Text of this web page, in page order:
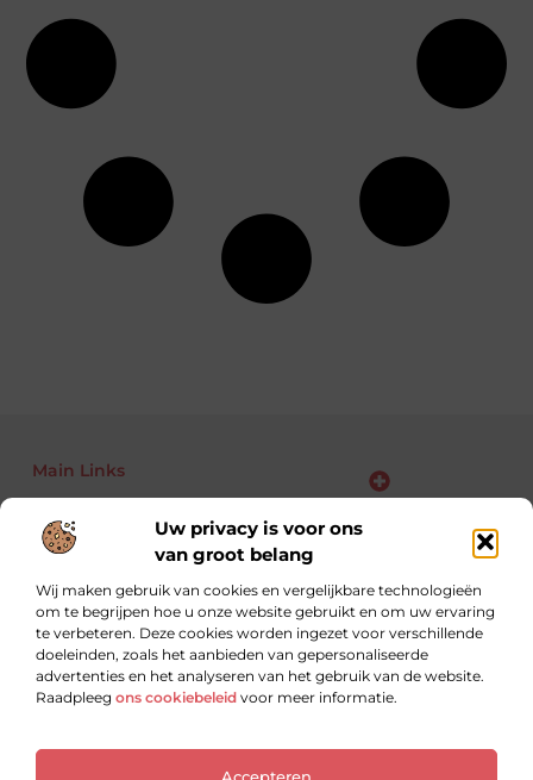
Uw privacy is voor ons
van groot belang
Wij maken gebruik van cookies en vergelijkbare technologieën
om te begrijpen hoe u onze website gebruikt en om uw ervaring
te verbeteren. Deze cookies worden ingezet voor verschillende
doeleinden, zoals het aanbieden van gepersonaliseerde
advertenties en het analyseren van het gebruik van de website.
Raadpleeg ons cookiebeleid voor meer informatie.
Accepteren
Main Links
Altijd op zoek naar nieuwe inzichten.
Lees, leer en ontdek met blogs over uiteenlopende
onderwerpen.